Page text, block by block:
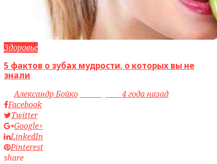
Здоровье
5 фактов о зубах мудрости, о которых вы не
знали
byАлександр Бойко
4 года назад
Facebook
Twitter
Google+
LinkedIn
Pinterest
share